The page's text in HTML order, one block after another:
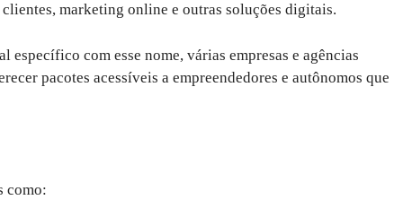
marketing online e outras soluções digitais.
com esse nome, várias empresas e agências
pacotes acessíveis a empreendedores e autônomos que
como: